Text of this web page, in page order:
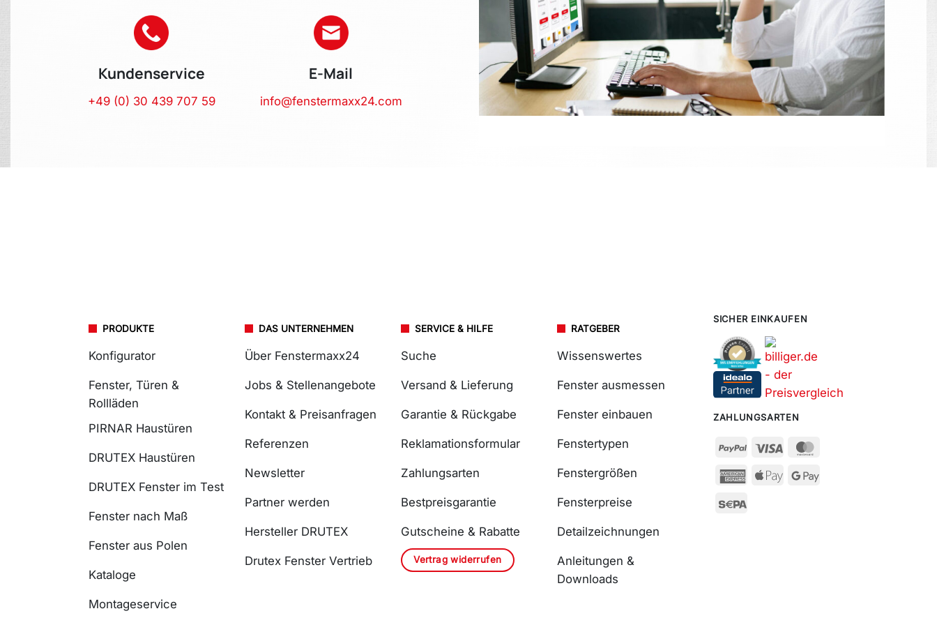
Kundenservice
+49 (0) 30 439 707 59
E-Mail
info@fenstermaxx24.com
PRODUKTE
Konfigurator
Fenster, Türen &
Rollläden
PIRNAR Haustüren
DRUTEX Haustüren
DRUTEX Fenster im Test
Fenster nach Maß
Fenster aus Polen
Kataloge
Montageservice
DAS UNTERNEHMEN
Über Fenstermaxx24
Jobs & Stellenangebote
Kontakt & Preisanfragen
Referenzen
Newsletter
Partner werden
Hersteller DRUTEX
Drutex Fenster Vertrieb
SERVICE & HILFE
Suche
Versand & Lieferung
Garantie & Rückgabe
Reklamationsformular
Zahlungsarten
Bestpreisgarantie
Gutscheine & Rabatte
Vertrag widerrufen
RATGEBER
Wissenswertes
Fenster ausmessen
Fenster einbauen
Fenstertypen
Fenstergrößen
Fensterpreise
Detailzeichnungen
Anleitungen &
Downloads
SICHER EINKAUFEN
ZAHLUNGSARTEN